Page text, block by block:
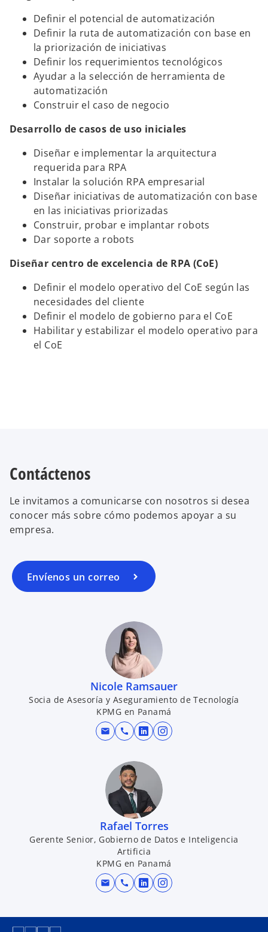
Definir el potencial de automatización
Definir la ruta de automatización con base en
la priorización de iniciativas
Definir los requerimientos tecnológicos
Ayudar a la selección de herramienta de
automatización
Construir el caso de negocio
Desarrollo de casos de uso iniciales
Diseñar e implementar la arquitectura
requerida para RPA
Instalar la solución RPA empresarial
Diseñar iniciativas de automatización con base
en las iniciativas priorizadas
Construir, probar e implantar robots
Dar soporte a robots
Diseñar centro de excelencia de RPA (CoE)
Definir el modelo operativo del CoE según las
necesidades del cliente
Definir el modelo de gobierno para el CoE
Habilitar y estabilizar el modelo operativo para
el CoE
Contáctenos
Le invitamos a comunicarse con nosotros si desea
conocer más sobre cómo podemos apoyar a su
empresa.
Envíenos un correo
Nicole Ramsauer
Socia de Asesoría y Aseguramiento de Tecnología
KPMG en Panamá
mail call
s
a
r
e
e
n
u
n
a
p
s
b
r
e
n
n
a
p
Rafael Torres
Gerente Senior, Gobierno de Datos e Inteligencia
Artificia
KPMG en Panamá
mail call
s
a
s
a